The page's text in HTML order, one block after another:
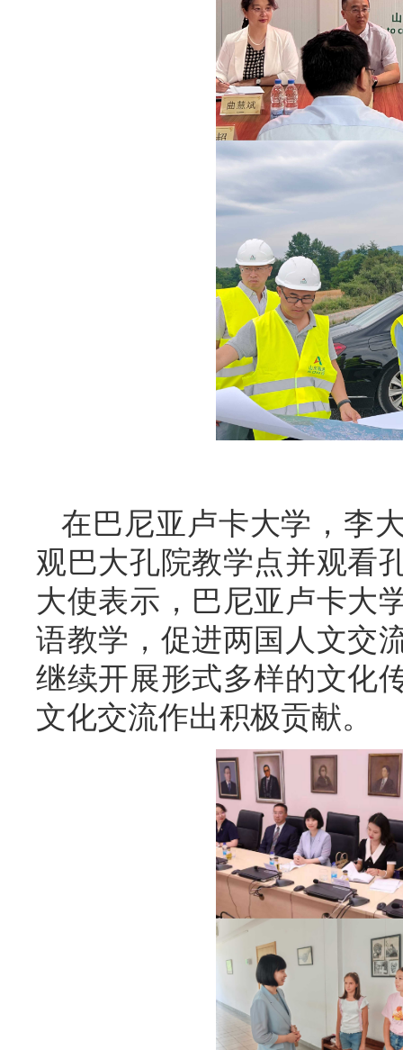
在巴尼亚卢卡大学，李
观巴大孔院教学点并观看
大使表示，巴尼亚卢卡大
语教学，促进两国人文交
继续开展形式多样的文化
文化交流作出积极贡献。